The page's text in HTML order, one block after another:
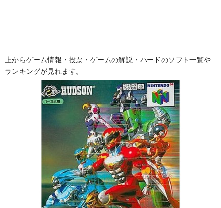
上からゲーム情報・投票・ゲームの解説・ハードのソフト一覧や
ランキングが見れます。